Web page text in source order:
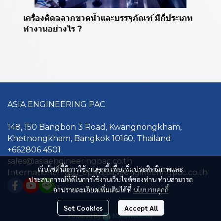
เครื่องติดฉลากขวดน้ำและบรรจุภัณฑ์ มีกี่ประเภท
ทำงานอย่างไร ?
เว็บไซต์นี้มีการใช้งานคุกกี้ เพื่อเพิ่มประสิทธิภาพและ
ประสบการณ์ที่ดีในการใช้งานเว็บไซต์ของท่าน ท่านสามารถ
อ่านรายละเอียดเพิ่มเติมได้ที่ นโยบายคุกกี้
Set Cookies Accept All
ASIA ENGINEERING PAC
148, 150 Bangbon 3 Road, Kwangnongkham,
Khetnongkham, Bangkok 10160, Thailand
+662806 4501
sales@asiaengineerin gpac.co.th
International : asia_epac@asiaengineeringpac.co.th
Powered By MakeWebEasy